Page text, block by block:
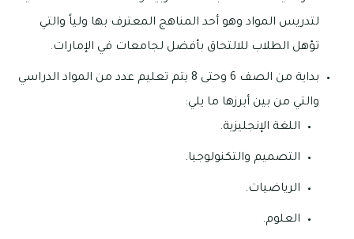
لتدريس المواد وهو أحد المناهج المعترف بها ولياً والتي
تؤهل الطلاب للالتحاق بأفضل لجامعات في الإمارات.
بداية من الصف 6 وحتى 8 يتم تعليم عدد من المواد الدراسي
والتي من بين أبرزها ما يلي:
اللغة الإنجليزية.
التصميم والتكنولوجيا.
الرياضيات.
العلوم.